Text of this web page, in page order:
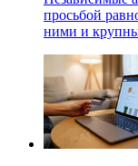
просьбой
ними и